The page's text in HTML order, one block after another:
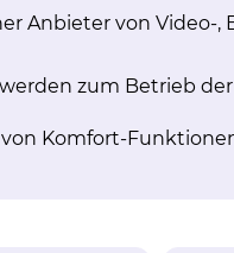
Anbieter von Video-,
zum Betrieb
Komfort-